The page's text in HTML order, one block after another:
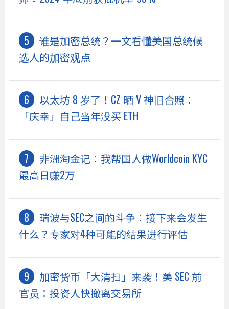
谁是加密总统？一文看懂美国总统候
选人的加密观点
以太坊 8 岁了！CZ 晒 V 神旧合照：
「庆幸」自己当年没买 ETH
非洲淘金记：我帮国人做Worldcoin KYC
最高日赚2万
瑞波与SEC之间的斗争：接下来会发生
什么？专家对4种可能的结果进行评估
加密货币「大清扫」来袭！美 SEC 前
官员：投资人快撤离交易所